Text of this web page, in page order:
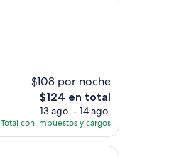
$108 por noche
El
precio
actual
es
de
$124 en total
13 ago. - 14 ago.
Total con impuestos y cargos